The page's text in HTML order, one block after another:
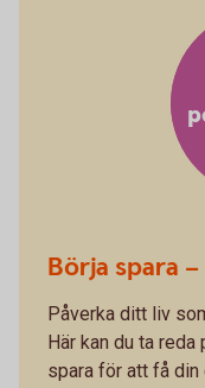
Börja spara
Påverka ditt liv
Här kan du ta
spara för att få